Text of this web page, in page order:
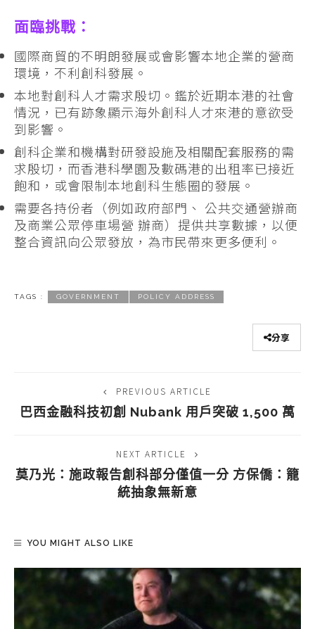
面臨挑戰：
國際商貿的不明朗發展或會影響本地企業的營商
環境，不利創科發展。
本地對創科人才需求殷切。鑑於近期本港的社會
情況，已有跡象顯示海外創科人才來港的意欲受
到影響。
創科企業和機構對研發設施及相關配套服務的需
求殷切，而香港科學園及數碼港的出租率已接近
飽和，或會限制本地創科生態圈的發展。
需要各持份者（例如政府部門、 公共交通營辦商
及商業公眾停車場營 辦商）提供共享數據，以便
整合資訊向公眾發放，為市民帶來更多便利。
TAGS : GOVERNMENT POLICY ADDRESS
分享
PREVIOUS ARTICLE
巴西金融科技初創 Nubank 用戶突破 1,500 萬
NEXT ARTICLE
莫乃光：施政報告創科部分僅值一分 方保僑：籠
統抽象無新意
YOU MIGHT ALSO LIKE